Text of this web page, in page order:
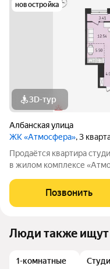
новостройка
3D-тур
Албанская улица
ЖК «Атмосфера», 3
Продаётся квартира
в жилом комплексе
инфраструктурным
города, но при этом на
Позвонить
Люди также ищут
1-комнатные